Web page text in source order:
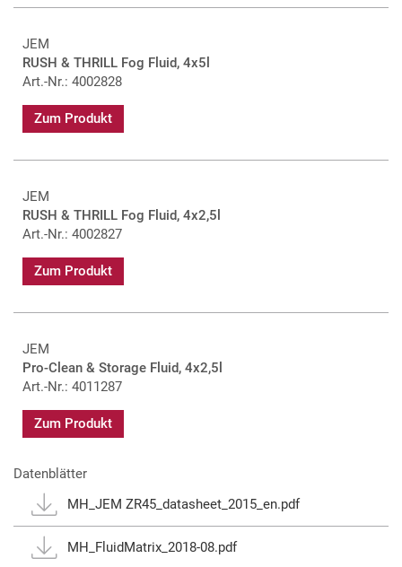
JEM
RUSH & THRILL Fog Fluid, 4x5l
Art.-Nr.: 4002828
Zum Produkt
JEM
RUSH & THRILL Fog Fluid, 4x2,5l
Art.-Nr.: 4002827
Zum Produkt
JEM
Pro-Clean & Storage Fluid, 4x2,5l
Art.-Nr.: 4011287
Zum Produkt
Datenblätter
MH_JEM ZR45_datasheet_2015_en.pdf
MH_FluidMatrix_2018-08.pdf